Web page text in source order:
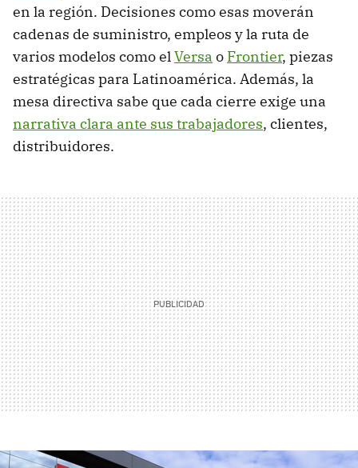
en la región. Decisiones como esas moverán
cadenas de suministro, empleos y la ruta de
varios modelos como elVersa o Frontier, piezas
estratégicas para Latinoamérica. Además, la
mesa directiva sabe que cada cierre exige una
narrativa clara ante sus trabajadores, clientes,
distribuidores.